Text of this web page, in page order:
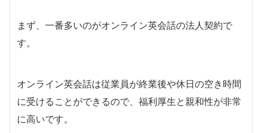
まず、一番多いのがオンライン英会話の法人契約で
す。
オンライン英会話は従業員が終業後や休日の空き時間
に受けることができるので、福利厚生と親和性が非常
に高いです。